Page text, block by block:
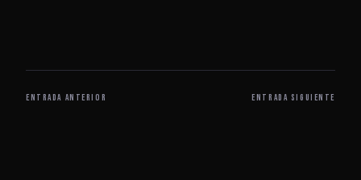
ENTRADA ANTERIOR ENTRADA SIGUIENTE